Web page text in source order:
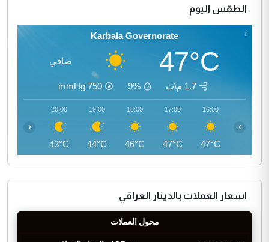
الطقس اليوم
Karbala Governorate
47°C صافي
1.7 م\ث 9%
750
mmHg
16:00
47°C
17:00
47°C
18:00
46°C
19:00
44°C
20:00
43°C
‹ ›
اسعار العملات بالدينار العراقي